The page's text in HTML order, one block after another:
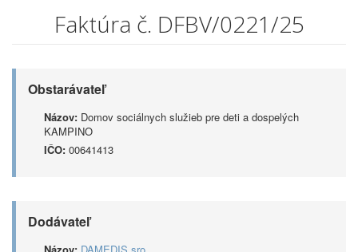
Faktúra č. DFBV/0221/25
Obstarávateľ
Názov: Domov sociálnych služieb pre deti a dospelých
KAMPINO
IČO: 00641413
Dodávateľ